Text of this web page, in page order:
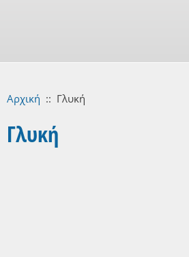
Αρχική :: Γλυκή
Γλυκή